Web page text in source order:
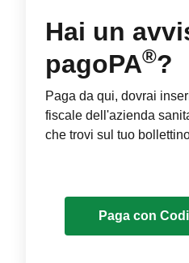
Hai un
pagoPA®?
Paga da qui, dovrai
fiscale dell'azienda
che trovi sul tuo
Paga con